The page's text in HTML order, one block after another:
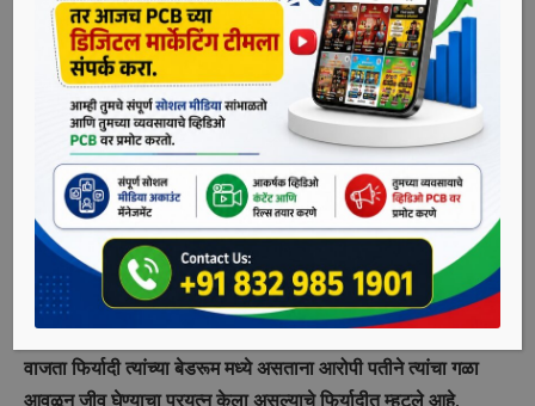
हिंजवडी, दि. ८ (पीसीबी) – सासूने लग्नात सोन्याची चेन दिली नाही. या
कारणावरून पतीने पत्नीचा गळा आवळून तिचा जीव घेण्याचा प्रयत्न
केला. ही घटना 4 जून रोजी रात्री बावधन येथे घडली.
नकुल कोमलदास आठवले (वय 33, रा. यवतमाळ) असे अटक केलेल्या
आरोपीचे नाव आहे. याप्रकरणी पीडित महिलेने हिंजवडी पोलीस ठाण्यात
फिर्याद दिली आहे.
पोलिसांनी दिलेल्या माहितीनुसार, आरोपी पतीने दारूच्या नशेत फिर्यादी
यांच्या आईने लग्नात सोन्याची चेन दिली नाही, याचा राग मनात धरून
वारंवार फिर्यादीला हाताने मारहाण केली. 4 जून रोजी रात्री साडेआठ
वाजता फिर्यादी त्यांच्या बेडरूम मध्ये असताना आरोपी पतीने त्यांचा गळा
आवळून जीव घेण्याचा प्रयत्न केला असल्याचे फिर्यादीत म्हटले आहे.